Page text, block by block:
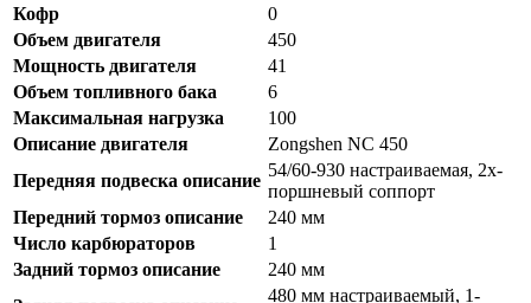
Кофр
0
Объем двигателя
450
Мощность двигателя
41
Объем топливного бака
6
Максимальная нагрузка
100
Описание двигателя
Zongshen NC 450
Передняя подвеска описание
54/60-930 настраиваемая, 2х-
поршневый соппорт
Передний тормоз описание
240 мм
Число карбюраторов
1
Задний тормоз описание
240 мм
480 мм настраиваемый, 1-